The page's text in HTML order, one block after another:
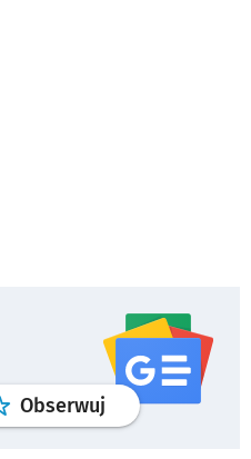
Obserwuj profilgoogle